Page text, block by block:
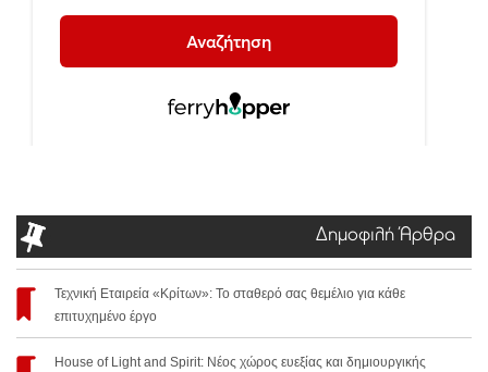
Δημοφιλή Άρθρα
Τεχνική Εταιρεία «Κρίτων»: Το σταθερό σας θεμέλιο για κάθε
επιτυχημένο έργο
House of Light and Spirit: Νέος χώρος ευεξίας και δημιουργικής